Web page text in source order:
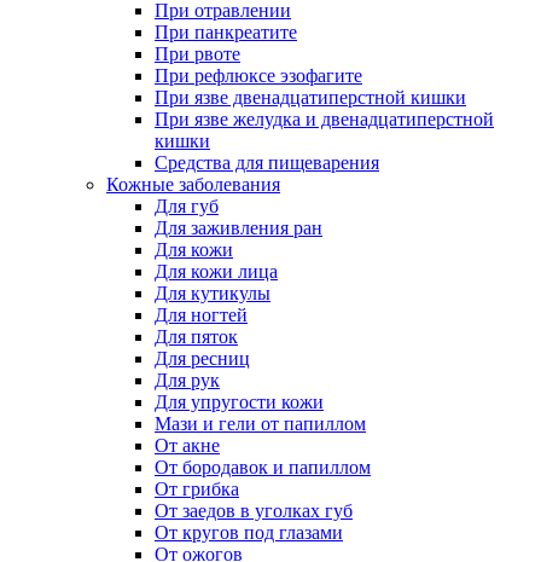
При отравлении
При панкреатите
При рвоте
При рефлюксе эзофагите
При язве двенадцатиперстной кишки
При язве желудка и двенадцатиперстной
кишки
Средства для пищеварения
Кожные заболевания
Для губ
Для заживления ран
Для кожи
Для кожи лица
Для кутикулы
Для ногтей
Для пяток
Для ресниц
Для рук
Для упругости кожи
Мази и гели от папиллом
От акне
От бородавок и папиллом
От грибка
От заедов в уголках губ
От кругов под глазами
От ожогов